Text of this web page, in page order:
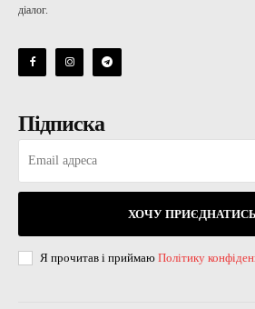
діалог.
Підписка
ХОЧУ ПРИЄДНАТИСЬ
Я прочитав і приймаю Політику